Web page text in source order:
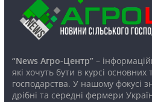
“News Агро-Центр”–
які хочуть бути в курсі основних
господарства. У нашому фокусі
дрібні та середні фермери